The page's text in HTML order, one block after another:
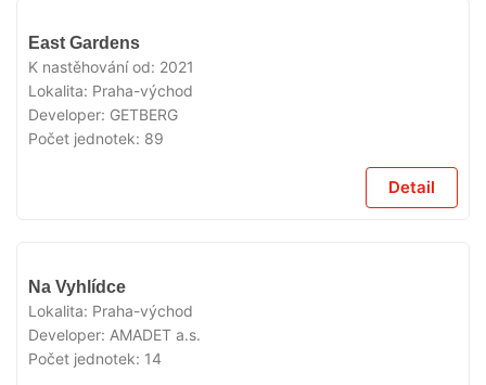
East Gardens
K nastěhování od: 2021
Lokalita: Praha-východ
Developer: GETBERG
Počet jednotek: 89
Detail
Na Vyhlídce
Lokalita: Praha-východ
Developer: AMADET a.s.
Počet jednotek: 14